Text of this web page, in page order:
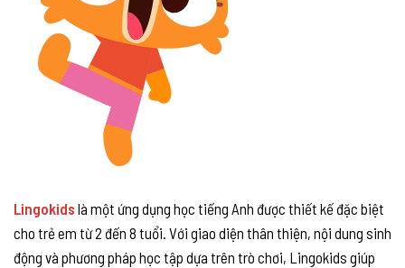
Lingokids là một ứng dụng học tiếng Anh được thiết kế đặc biệt
cho trẻ em từ 2 đến 8 tuổi. Với giao diện thân thiện, nội dung sinh
động và phương pháp học tập dựa trên trò chơi, Lingokids giúp